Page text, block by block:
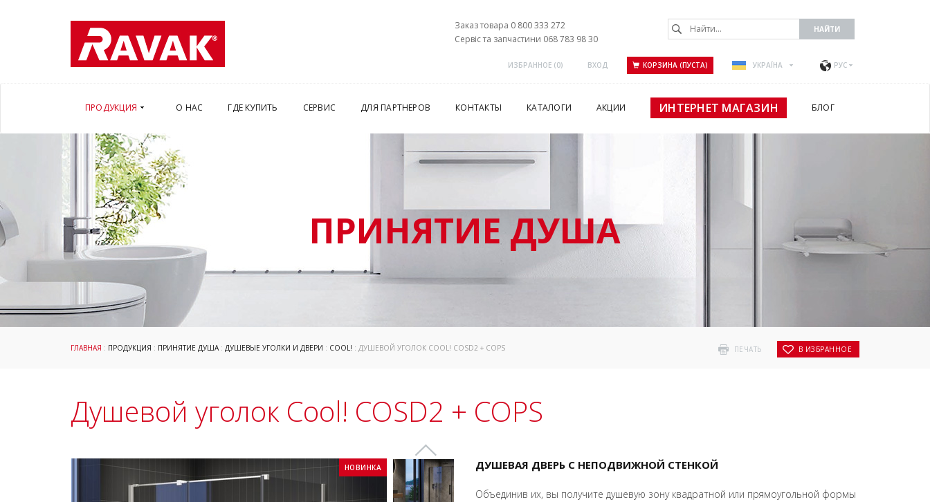
Заказ товара 0 800 333 272
Сервіс та запчастини 068 783 98 30
ИЗБРАННОЕ (0) ВХОД КОРЗИНА (ПУСТА) УКРАЇНА РУС
ПРОДУКЦИЯ О НАС ГДЕ КУПИТЬ СЕРВИС ДЛЯ ПАРТНЕРОВ КОНТАКТЫ КАТАЛОГИ АКЦИИ ИНТЕРНЕТ МАГАЗИН БЛОГ
ПРИНЯТИЕ ДУША
ПЕЧАТЬ В ИЗБРАННОЕ
ГЛАВНАЯ : ПРОДУКЦИЯ : ПРИНЯТИЕ ДУША: ДУШЕВЫЕ УГОЛКИ И ДВЕРИ : COOL! : ДУШЕВОЙ УГОЛОК COOL! COSD2 + COPS
Душевой уголок Cool! COSD2 + COPS
НОВИНКА ДУШЕВАЯ ДВЕРЬ С НЕПОДВИЖНОЙ СТЕНКОЙ
Объединив их, вы получите душевую зону квадратной или прямоугольной формы